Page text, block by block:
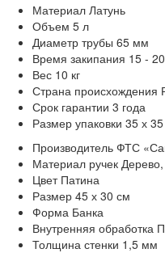
Материал Латунь
Объем 5 л
Диаметр трубы 65 мм
Время закипания 15 -
Вес 10 кг
Страна происхождения
Срок гарантии 3 года
Размер упаковки 35 х
Производитель ФТС
Материал ручек
Цвет Патина
Размер 45 х 30 см
Форма Банка
Внутренняя обработка
Толщина стенки 1,5 мм